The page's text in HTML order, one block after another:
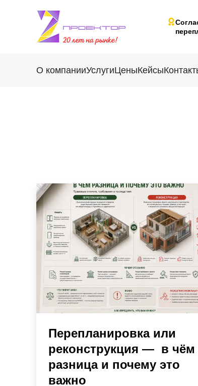
О компанииУслугиЦеныКейсы
Перепланировка или
реконструкция — в чём
разница и почему это
важно